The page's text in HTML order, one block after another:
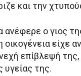
και την
ο γιος
οικογένεια είχε
επίβλεψή
υγείας της.